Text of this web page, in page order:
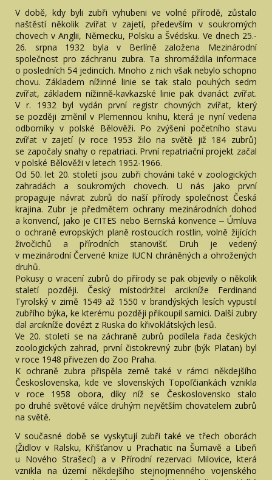
V době, kdy byli zubři vyhubeni ve volné přírodě, zůstalo
naštěstí několik zvířat v zajetí, především v soukromých
chovech v Anglii, Německu, Polsku a Švédsku. Ve dnech 25.-
26. srpna 1932 byla v Berlíně založena Mezinárodní
společnost pro záchranu zubra. Ta shromáždila informace
o posledních 54 jedincích. Mnoho z nich však nebylo schopno
chovu. Základem nížinné linie se tak stalo pouhých sedm
zvířat, základem nížinně-kavkazské linie pak dvanáct zvířat.
V r. 1932 byl vydán první registr chovných zvířat, který
se později změnil v Plemennou knihu, která je nyní vedena
odborníky v polské Bělověži. Po zvýšení početního stavu
zvířat v zajetí (v roce 1953 žilo na světě již 184 zubrů)
se započaly snahy o repatriaci. První repatriační projekt začal
v polské Bělověži v letech 1952-1966.
Od 50. let 20. století jsou zubři chováni také v zoologických
zahradách a soukromých chovech. U nás jako první
propaguje návrat zubrů do naší přírody společnost Česká
krajina. Zubr je předmětem ochrany mezinárodních dohod
a konvencí, jako je CITES nebo Bernská konvence ‒ Úmluva
o ochraně evropských planě rostoucích rostlin, volně žijících
živočichů a přírodních stanovišť. Druh je vedený
v mezinárodní Červené knize IUCN chráněných a ohrožených
druhů.
Pokusy o vracení zubrů do přírody se pak objevily o několik
staletí později. Český místodržitel arcikníže Ferdinand
Tyrolský v zimě 1549 až 1550 v brandýských lesích vypustil
zubřího býka, ke kterému později přikoupil samici. Další zubry
dal arcikníže dovézt z Ruska do křivoklátských lesů.
Ve 20. století se na záchraně zubrů podílela řada českých
zoologických zahrad, první čistokrevný zubr (býk Platan) byl
v roce 1948 přivezen do Zoo Praha.
K ochraně zubra přispěla země také v rámci někdejšího
Československa, kde ve slovenských Topoľčiankách vznikla
v roce 1958 obora, díky níž se Československo stalo
po druhé světové válce druhým největším chovatelem zubrů
na světě.
V současné době se vyskytují zubři také ve třech oborách
(Židlov v Ralsku, Křišťanov u Prachatic na Šumavě a Libeň
u Nového Strašecí) a v Přírodní rezervaci Milovice, která
vznikla na území někdejšího stejnojmenného vojenského